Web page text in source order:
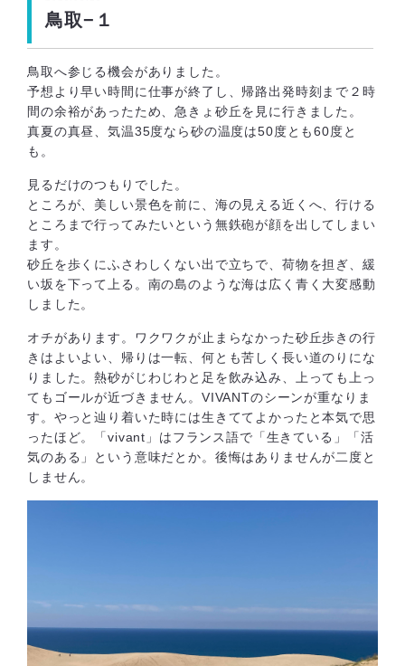
鳥取−１
鳥取へ参じる機会がありました。
予想より早い時間に仕事が終了し、帰路出発時刻まで２時
間の余裕があったため、急きょ砂丘を見に行きました。
真夏の真昼、気温35度なら砂の温度は50度とも60度と
も。
見るだけのつもりでした。
ところが、美しい景色を前に、海の見える近くへ、行ける
ところまで行ってみたいという無鉄砲が顔を出してしまい
ます。
砂丘を歩くにふさわしくない出で立ちで、荷物を担ぎ、緩
い坂を下って上る。南の島のような海は広く青く大変感動
しました。
オチがあります。ワクワクが止まらなかった砂丘歩きの行
きはよいよい、帰りは一転、何とも苦しく長い道のりにな
りました。熱砂がじわじわと足を飲み込み、上っても上っ
てもゴールが近づきません。VIVANTのシーンが重なりま
す。やっと辿り着いた時には生きててよかったと本気で思
ったほど。「vivant」はフランス語で「生きている」「活
気のある」という意味だとか。後悔はありませんが二度と
しません。